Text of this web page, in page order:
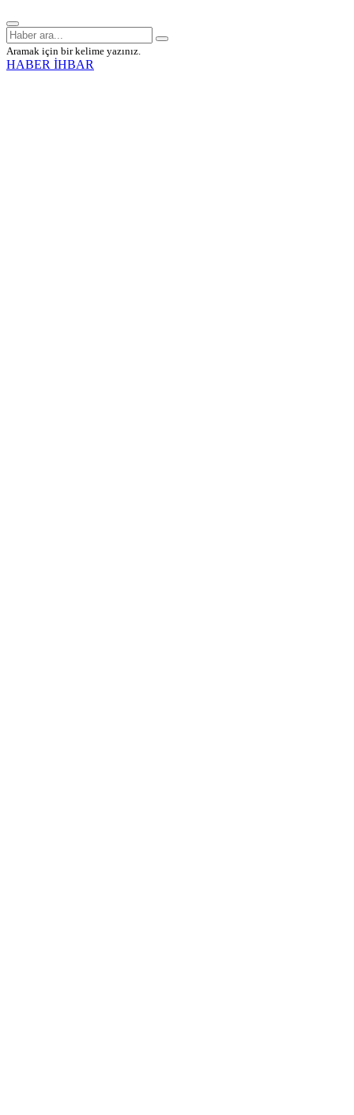
Aramak için bir kelime yazınız.
HABER İHBAR